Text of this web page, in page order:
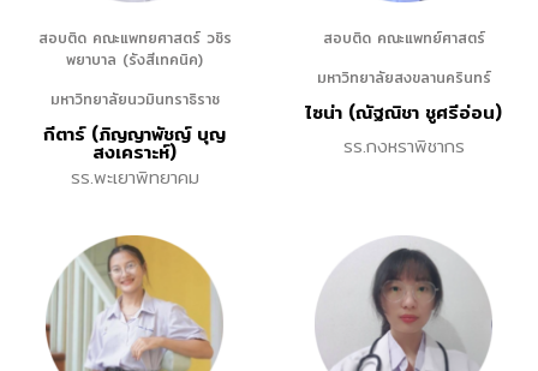
สอบติด คณะแพทยศาสตร์ วชิร
พยาบาล (รังสีเทคนิค)
มหาวิทยาลัยนวมินทราธิราช
กีตาร์ (ภิญญาพัชญ์ บุญ
สงเคราะห์)
รร.พะเยาพิทยาคม
สอบติด คณะแพทย์ศาสตร์
มหาวิทยาลัยสงขลานครินทร์
ไซน่า (ณัฐณิชา ชูศรีอ่อน)
รร.กงหราพิชากร